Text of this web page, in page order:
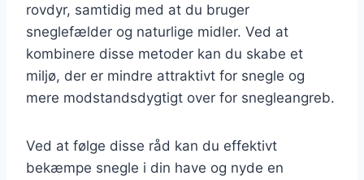
rovdyr, samtidig med at du bruger
sneglefælder og naturlige midler. Ved at
kombinere disse metoder kan du skabe et
miljø, der er mindre attraktivt for snegle og
mere modstandsdygtigt over for snegleangreb.
Ved at følge disse råd kan du effektivt
bekæmpe snegle i din have og nyde en